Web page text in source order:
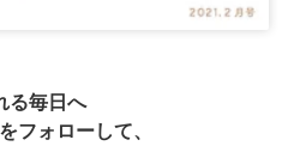
る毎日へ
フォローして、